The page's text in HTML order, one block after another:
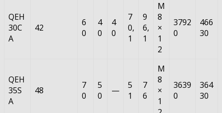
QEH
30C
A
42
6
0
4
0
4
0
7
0,
1
9
6,
1
M
8
×
1
2
3792
0
466
30
QEH
35S
A
48
7
0
5
0
—
5
1
7
6
M
8
×
1
3639
0
364
30